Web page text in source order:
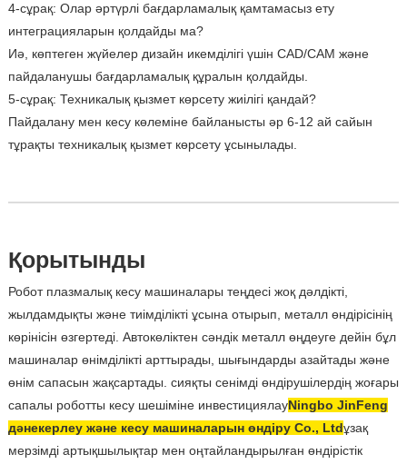
4-сұрақ: Олар әртүрлі бағдарламалық қамтамасыз ету
интеграцияларын қолдайды ма?
Иә, көптеген жүйелер дизайн икемділігі үшін CAD/CAM және
пайдаланушы бағдарламалық құралын қолдайды.
5-сұрақ: Техникалық қызмет көрсету жиілігі қандай?
Пайдалану мен кесу көлеміне байланысты әр 6-12 ай сайын
тұрақты техникалық қызмет көрсету ұсынылады.
Қорытынды
Робот плазмалық кесу машиналары теңдесі жоқ дәлдікті,
жылдамдықты және тиімділікті ұсына отырып, металл өндірісінің
көрінісін өзгертеді. Автокөліктен сәндік металл өңдеуге дейін бұл
машиналар өнімділікті арттырады, шығындарды азайтады және
өнім сапасын жақсартады. сияқты сенімді өндірушілердің жоғары
сапалы роботты кесу шешіміне инвестициялауNingbo JinFeng
дәнекерлеу және кесу машиналарын өндіру Co., Ltdұзақ
мерзімді артықшылықтар мен оңтайландырылған өндірістік